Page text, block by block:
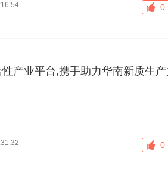
0
产业平台,携手助力华南新质生
0